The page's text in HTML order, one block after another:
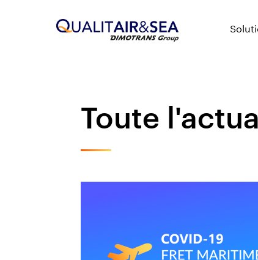
Toute